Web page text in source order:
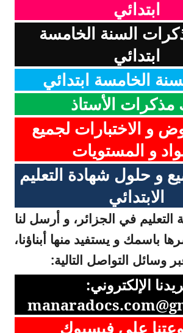
ابتدائي
السنة الخامسة
ابتدائي
الخامسة ابتدائي
مذكرات الأستاذ
و الاختبارات لجميع
و المستويات
و حلول شهادة التعليم
الابتدائي
في الجزائر، و أرسل لنا
باسمك و يستفيد منها أبناؤنا،
وسائل التواصل التالية:
الإلكتروني:
على فيسبوك